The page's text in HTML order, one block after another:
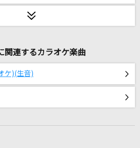
ーフ
関連するカラオケ楽曲
ケ)(生音)